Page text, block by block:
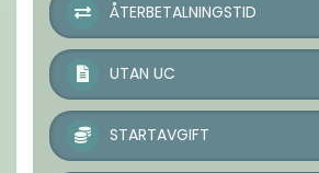
ÅTERBETALNINGSTID
UTAN UC
STARTAVGIFT